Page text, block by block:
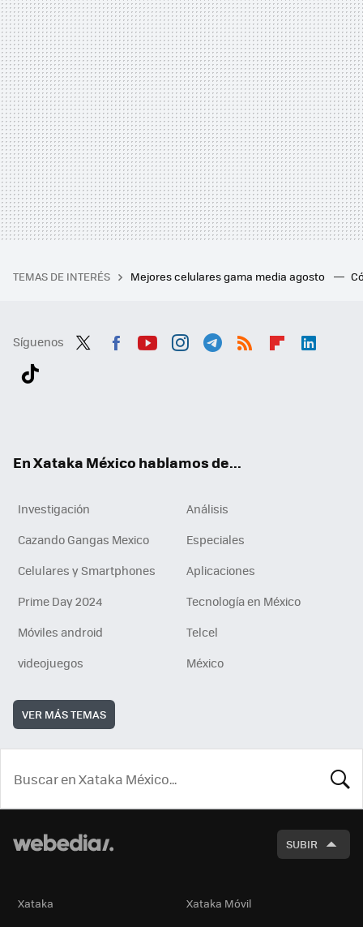
TEMAS DE INTERÉS Mejores celulares gama media agosto
Síguenos
En Xataka México hablamos de...
Investigación
Análisis
Cazando Gangas Mexico
Especiales
Celulares y Smartphones
Aplicaciones
Prime Day 2024
Tecnología en México
Móviles android
Telcel
videojuegos
México
VER MÁS TEMAS
SUBIR
Xataka
Xataka Móvil